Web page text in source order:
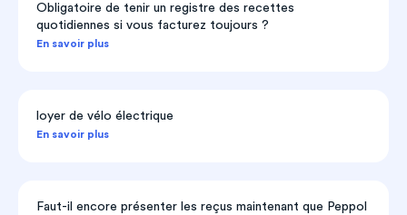
Obligatoire de tenir un registre des recettes
quotidiennes si vous facturez toujours ?
En savoir plus
loyer de vélo électrique
En savoir plus
Faut-il encore présenter les reçus maintenant que Peppol